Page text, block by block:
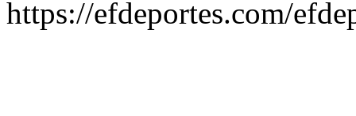
https://efdeportes.com/